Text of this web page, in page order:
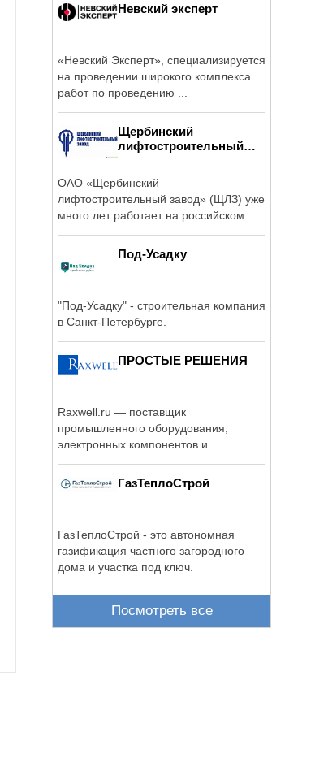
Невский эксперт
«Невский Эксперт», специализируется
на проведении широкого комплекса
работ по проведению ...
Щербинский
лифтостроительный
ОАО «Щербинский
лифтостроительный завод» (ЩЛЗ) уже
много лет работает на российском
Под-Усадку
"Под-Усадку" - строительная компания
в Санкт-Петербурге.
ПРОСТЫЕ РЕШЕНИЯ
Raxwell.ru — поставщик
промышленного оборудования,
электронных компонентов и
ГазТеплоСтрой
ГазТеплоСтрой - это автономная
газификация частного загородного
дома и участка под ключ.
Посмотреть все